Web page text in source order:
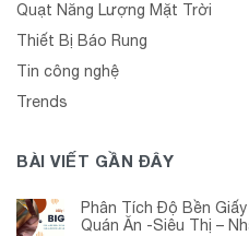
Quạt Năng Lượng Mặt Trời
Thiết Bị Báo Rung
Tin công nghệ
Trends
BÀI VIẾT GẦN ĐÂY
Phân Tích Độ Bền
Quán Ăn -Siêu Thị –